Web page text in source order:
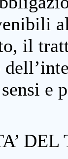
il
e
DEL